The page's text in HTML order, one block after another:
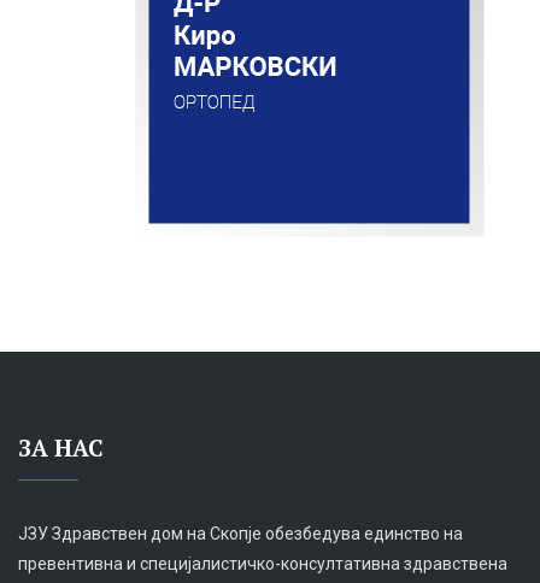
ЗА НАС
ЈЗУ Здравствен дом на Скопје обезбедува единство на
превентивна и специјалистичко-консултативна здравствена